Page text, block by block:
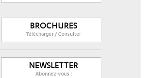
BROCHURES
Télécharger / Consulter
NEWSLETTER
Abonnez-vous !